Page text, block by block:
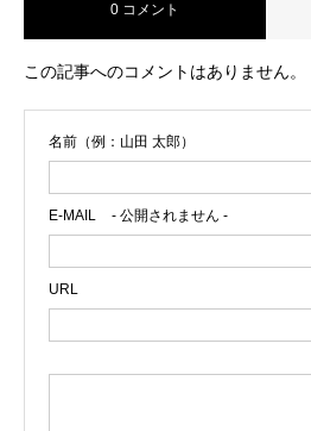
0 コメント
この記事へのコメントはありません。
名前（例：山田 太郎）
E-MAIL - 公開されません -
URL